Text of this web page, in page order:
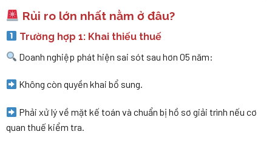
Rủi ro lớn nhất nằm ở đâu?
Trường hợp 1: Khai thiếu thuế
Doanh nghiệp phát hiện sai sót sau hơn 05 năm:
Không còn quyền khai bổ sung.
Phải xử lý về mặt kế toán và chuẩn bị hồ sơ giải trình nếu cơ
quan thuế kiểm tra.